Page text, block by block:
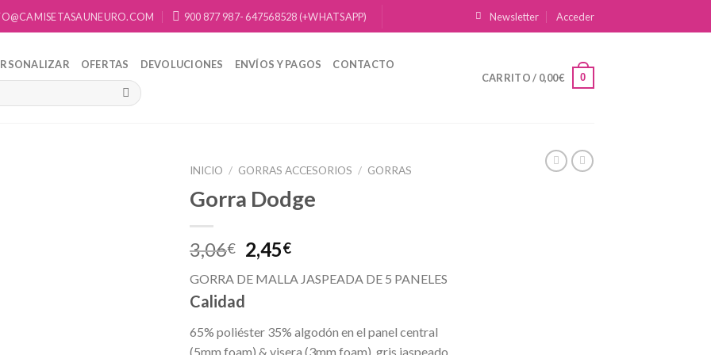
900 877 987- 647568528 (+WHATSAPP) Newsletter Acceder
OFERTAS DEVOLUCIONES ENVÍOS Y PAGOS
CONTACTO
CARRITO / 0,00€ 0
INICIO / GORRAS ACCESORIOS / GORRAS
Gorra Dodge
3,06€ 2,45€
GORRA DE MALLA JASPEADA DE 5 PANELES
Calidad
65% poliéster 35% algodón en el panel central
(5mm foam) & visera (3mm foam), gris jaspeado